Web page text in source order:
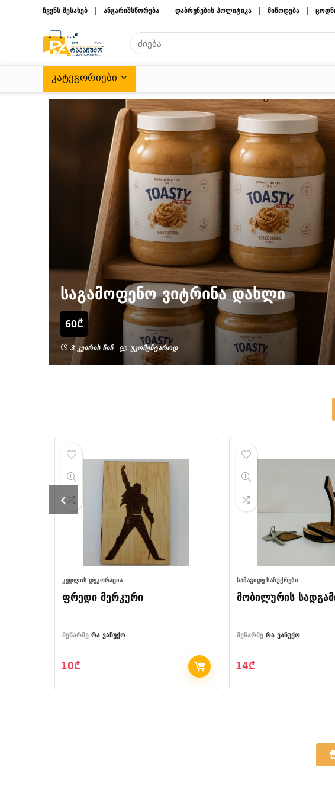
ჩვენს შესახებ ანგარიშსწორება დაბრუნების პოლიტიკა მიწოდება
ᲙᲐᲢᲔᲒᲝᲠᲘᲔᲑᲘ
საგამოფენო ვიტრინა დახლი
60₾
3 კვირის წინ უკომენტაროდ
ᲙᲔᲓᲚᲘᲡ ᲓᲔᲙᲝᲠᲐᲪᲘᲐ
ფრედი მერკური
მეწარმე რა ვაჩუქო
10₾
ᲡᲐᲛᲐᲒᲘᲓᲔ ᲡᲐᲩᲣᲥᲠᲔᲑᲘ
მობილურის
მეწარმე რა ვაჩუქო
14₾